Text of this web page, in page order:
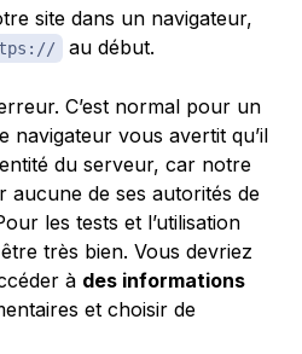
site dans un navigateur,
au début.
C’est normal pour un
navigateur vous avertit qu’il
du serveur, car notre
aucune de ses autorités de
les tests et l’utilisation
très bien. Vous devriez
à des informations
et choisir de